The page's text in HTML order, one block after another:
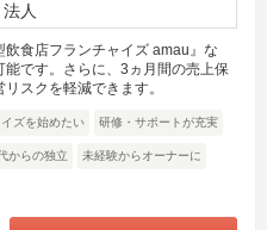
人
食店フランチャイズ amau』な
です。さらに、3ヵ月間の売上保
スクを軽減できます。
ズを始めたい 研修・サポートが充実
からの独立 未経験からオーナーに